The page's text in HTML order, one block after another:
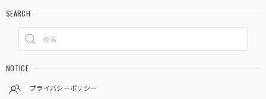
SEARCH
NOTICE
プライバシーポリシー